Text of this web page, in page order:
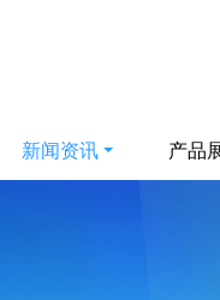
新闻资讯 产品